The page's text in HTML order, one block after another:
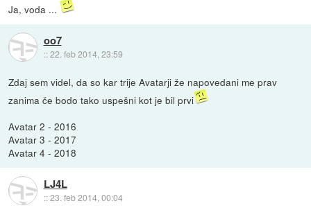
Ja, voda ...
oo7
::22. feb 2014, 23:59
Zdaj sem videl, da so kar trije Avatarji že napovedani me prav
zanima če bodo tako uspešni kot je bil prvi
Avatar 2 - 2016
Avatar 3 - 2017
Avatar 4 - 2018
LJ4L
::23. feb 2014, 00:04